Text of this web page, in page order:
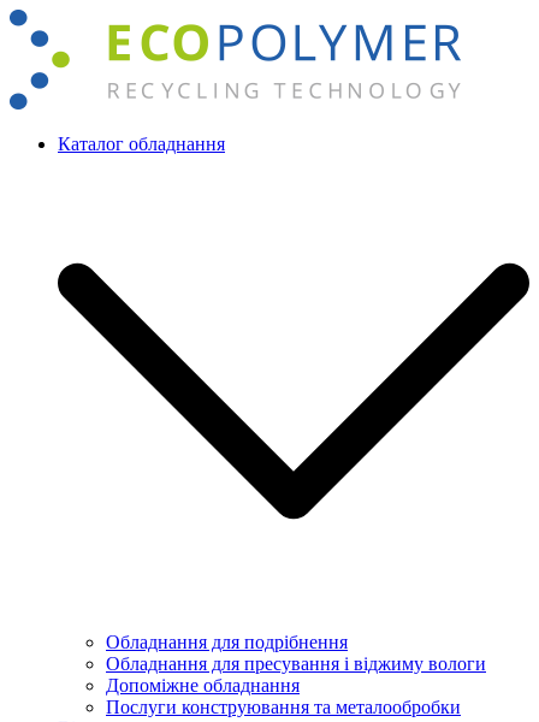
Перейти
вмісту
Каталог обладнання
Обладнання для подрібнення
Обладнання для пресування і віджиму вологи
Допоміжне обладнання
Послуги конструювання та металообробки